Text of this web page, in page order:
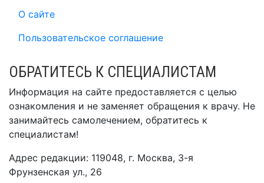
О сайте
Пользовательское соглашение
ОБРАТИТЕСЬ К СПЕЦИАЛИСТАМ
Информация на сайте предоставляется с целью
ознакомления и не заменяет обращения к врачу. Не
занимайтесь самолечением, обратитесь к
специалистам!
Адрес редакции: 119048, г. Москва, 3-я
Фрунзенская ул., 26